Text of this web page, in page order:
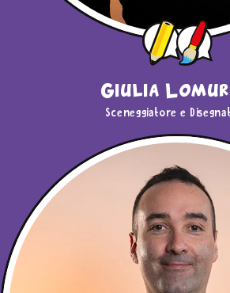
Giulia
Sceneggiatore e